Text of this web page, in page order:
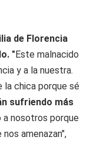
de Florencia
"Este malnacido
y a la nuestra.
la chica porque sé
sufriendo más
a nosotros porque
amenazan",